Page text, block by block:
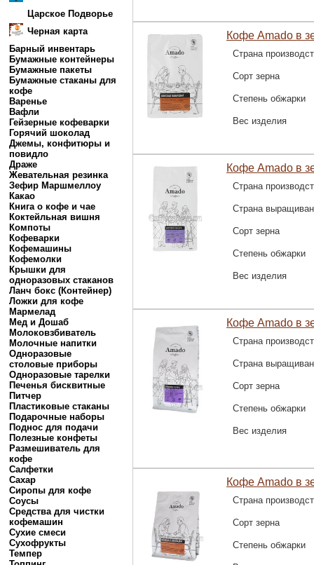
Царское Подворье
Черная карта
Барный инвентарь
Бумажные контейнеры
Бумажные пакеты
Бумажные стаканы для
кофе
Варенье
Вафли
Гейзерные кофеварки
Горячий шоколад
Джемы, конфитюры и
повидло
Драже
Жевательная резинка
Зефир Маршмеллоу
Какао
Книга о кофе и чае
Коктейльная вишня
Компоты
Кофеварки
Кофемашины
Кофемолки
Крышки для
одноразовых стаканов
Ланч бокс (Контейнер)
Ложки для кофе
Мармелад
Мед и Дошаб
Молоковзбиватель
Молочные напитки
Одноразовые
столовые приборы
Одноразовые тарелки
Печенья бисквитные
Питчер
Пластиковые стаканы
Подарочные наборы
Поднос для подачи
Полезные конфеты
Размешиватель для
кофе
Салфетки
Сахар
Сиропы для кофе
Соусы
Средства для чистки
кофемашин
Сухие смеси
Сухофрукты
Темпер
Кофе Amado в
Страна
Сорт зерна
Степень обжарки
Вес изделия
Кофе Amado в
Страна
Страна
Сорт зерна
Степень обжарки
Вес изделия
Кофе Amado в
Страна
Страна
Сорт зерна
Степень обжарки
Вес изделия
Кофе Amado в
Страна
Сорт зерна
Степень обжарки